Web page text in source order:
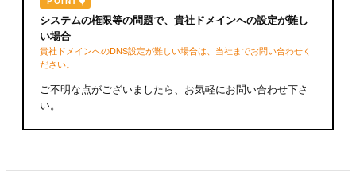
システムの権限等の問題で、貴社ドメインへの設定が難し
い場合
貴社ドメインへのDNS設定が難しい場合は、当社までお問い合わせく
ださい。
ご不明な点がございましたら、お気軽にお問い合わせ下さ
い。